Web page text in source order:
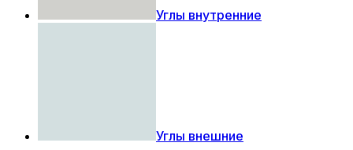
Углы внутренние
Углы внешние